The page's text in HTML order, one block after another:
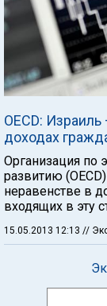
OECD:
доходах
Организация по
развитию
неравенстве в
входящих в эту
15.05.2013 12:13 //